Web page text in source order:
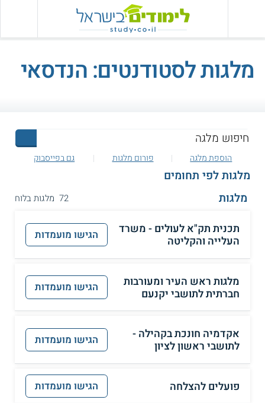
מלגות לסטודנטים: הנדסאי
הוספת מלגה פורום מלגות גם בפייסבוק
מלגות לפי תחומים
מלגות
72 מלגות בלוח
תכנית תק"א לעולים - משרד
העלייה והקליטה
הגישו מועמדות
מלגות ראש העיר ומעורבות
חברתית לתושבי יקנעם
הגישו מועמדות
אקדמיה חונכת בקהילה -
לתושבי ראשון לציון
הגישו מועמדות
פועלים להצלחה הגישו מועמדות